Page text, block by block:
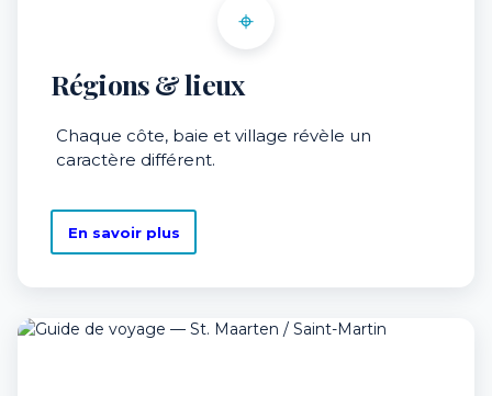
⌖
Régions & lieux
Chaque côte, baie et village révèle un
caractère différent.
En savoir plus